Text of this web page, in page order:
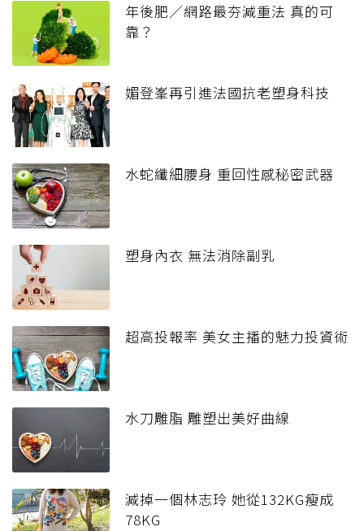
年後肥／網路最夯減重法 真的可
靠？
媚登峯再引進法國抗老塑身科技
水蛇纖細腰身 重回性感秘密武器
塑身內衣 無法消除副乳
超高投報率 美女主播的魅力投資術
水刀雕脂 雕塑出美好曲線
減掉一個林志玲 她從132KG瘦成
78KG